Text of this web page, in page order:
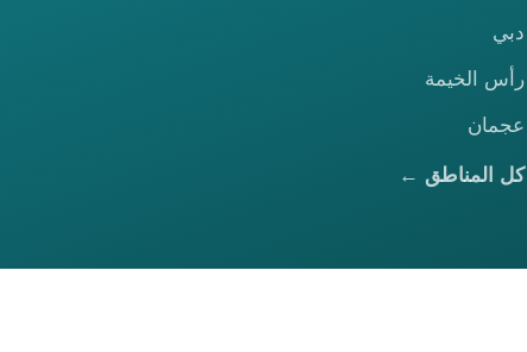
دبي
رأس الخيمة
عجمان
كل المناطق ←